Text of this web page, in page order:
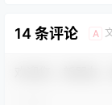
14 条评论 A